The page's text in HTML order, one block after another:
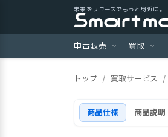
未来をリユースでもっと身近に。
中古販売 買取
トップ / 買取サービス /
商品仕様 商品説明